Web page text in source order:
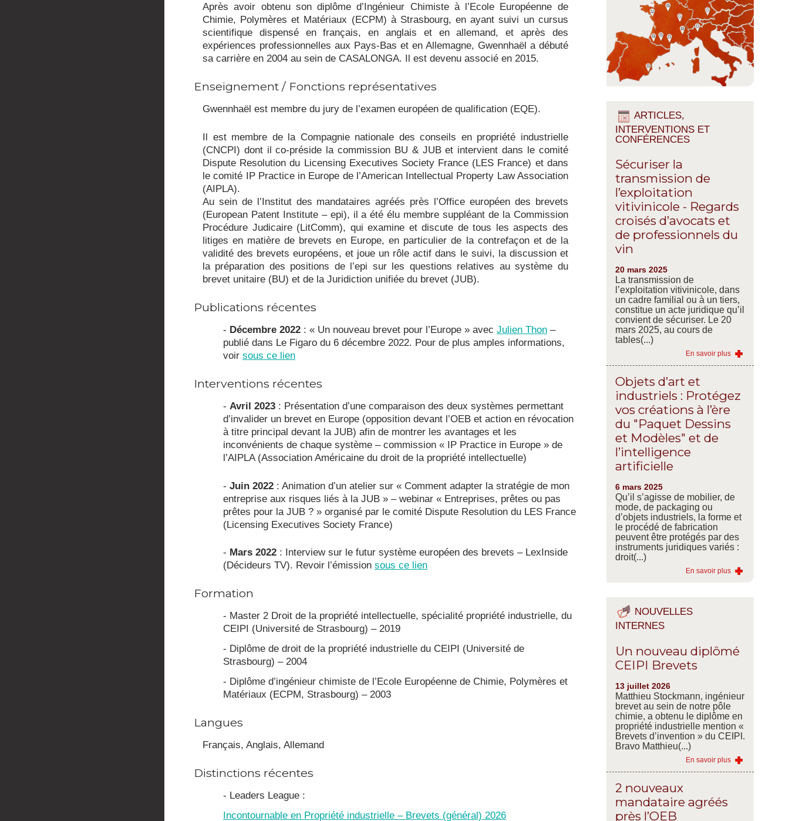
Après avoir obtenu son diplôme d’Ingénieur Chimiste à l’Ecole Européenne de
Chimie, Polymères et Matériaux (ECPM) à Strasbourg, en ayant suivi un cursus
scientifique dispensé en français, en anglais et en allemand, et après des
expériences professionnelles aux Pays-Bas et en Allemagne, Gwennhaël a débuté
sa carrière en 2004 au sein de CASALONGA. Il est devenu associé en 2015.
Enseignement / Fonctions représentatives
Gwennhaël est membre du jury de l’examen européen de qualification (EQE).
Il est membre de la Compagnie nationale des conseils en propriété industrielle
(CNCPI) dont il co-préside la commission BU & JUB et intervient dans le comité
Dispute Resolution du Licensing Executives Society France (LES France) et dans
le comité IP Practice in Europe de l’American Intellectual Property Law Association
(AIPLA).
Au sein de l’Institut des mandataires agréés près l’Office européen des brevets
(European Patent Institute – epi), il a été élu membre suppléant de la Commission
Procédure Judicaire (LitComm), qui examine et discute de tous les aspects des
litiges en matière de brevets en Europe, en particulier de la contrefaçon et de la
validité des brevets européens, et joue un rôle actif dans le suivi, la discussion et
la préparation des positions de l’epi sur les questions relatives au système du
brevet unitaire (BU) et de la Juridiction unifiée du brevet (JUB).
Publications récentes
- Décembre 2022 : « Un nouveau brevet pour l’Europe » avec Julien Thon –
publié dans Le Figaro du 6 décembre 2022. Pour de plus amples informations,
voir sous ce lien
Interventions récentes
- Avril 2023 : Présentation d’une comparaison des deux systèmes permettant
d’invalider un brevet en Europe (opposition devant l’OEB et action en révocation
à titre principal devant la JUB) afin de montrer les avantages et les
inconvénients de chaque système – commission « IP Practice in Europe » de
l’AIPLA (Association Américaine du droit de la propriété intellectuelle)
- Juin 2022 : Animation d’un atelier sur « Comment adapter la stratégie de mon
entreprise aux risques liés à la JUB » – webinar « Entreprises, prêtes ou pas
prêtes pour la JUB ? » organisé par le comité Dispute Resolution du LES France
(Licensing Executives Society France)
- Mars 2022 : Interview sur le futur système européen des brevets – LexInside
(Décideurs TV). Revoir l’émission sous ce lien
Formation
- Master 2 Droit de la propriété intellectuelle, spécialité propriété industrielle, du
CEIPI (Université de Strasbourg) – 2019
- Diplôme de droit de la propriété industrielle du CEIPI (Université de
Strasbourg) – 2004
- Diplôme d’ingénieur chimiste de l’Ecole Européenne de Chimie, Polymères et
Matériaux (ECPM, Strasbourg) – 2003
Langues
Français, Anglais, Allemand
Distinctions récentes
- Leaders League :
Incontournable en Propriété industrielle – Brevets (général) 2026
ARTICLES,
INTERVENTIONS ET
CONFÉRENCES
Sécuriser la
transmission de
l’exploitation
vitivinicole - Regards
croisés d’avocats et
de professionnels du
vin
20 mars 2025
La transmission de
l’exploitation vitivinicole, dans
un cadre familial ou à un tiers,
constitue un acte juridique qu’il
convient de sécuriser. Le 20
mars 2025, au cours de
tables(...)
En savoir plus
Objets d’art et
industriels : Protégez
vos créations à l’ère
du "Paquet Dessins
et Modèles" et de
l’intelligence
artificielle
6 mars 2025
Qu’il s’agisse de mobilier, de
mode, de packaging ou
d’objets industriels, la forme et
le procédé de fabrication
peuvent être protégés par des
instruments juridiques variés :
droit(...)
En savoir plus
NOUVELLES
INTERNES
Un nouveau diplômé
CEIPI Brevets
13 juillet 2026
Matthieu Stockmann, ingénieur
brevet au sein de notre pôle
chimie, a obtenu le diplôme en
propriété industrielle mention «
Brevets d’invention » du CEIPI.
Bravo Matthieu(...)
En savoir plus
2 nouveaux
mandataire agréés
près l’OEB